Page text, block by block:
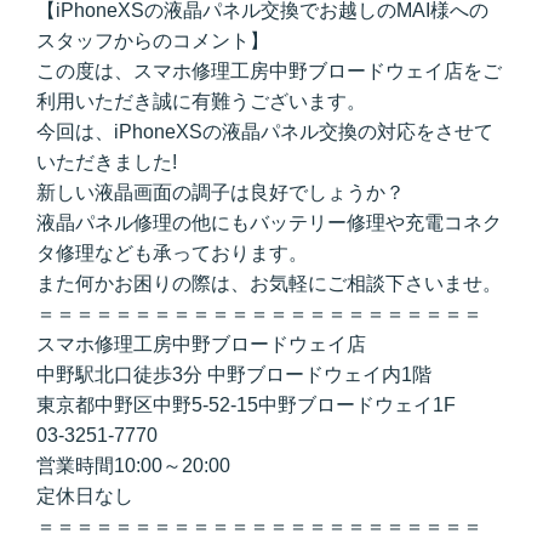
【iPhoneXSの液晶パネル交換でお越しのMAI様への
スタッフからのコメント】
この度は、スマホ修理工房中野ブロードウェイ店をご
利用いただき誠に有難うございます。
今回は、iPhoneXSの液晶パネル交換の対応をさせて
いただきました!
新しい液晶画面の調子は良好でしょうか？
液晶パネル修理の他にもバッテリー修理や充電コネク
タ修理なども承っております。
また何かお困りの際は、お気軽にご相談下さいませ。
＝＝＝＝＝＝＝＝＝＝＝＝＝＝＝＝＝＝＝＝＝＝＝
スマホ修理工房中野ブロードウェイ店
中野駅北口徒歩3分 中野ブロードウェイ内1階
東京都中野区中野5-52-15中野ブロードウェイ1F
03-3251-7770
営業時間10:00～20:00
定休日なし
＝＝＝＝＝＝＝＝＝＝＝＝＝＝＝＝＝＝＝＝＝＝＝